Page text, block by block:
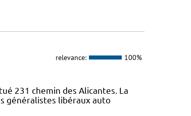
relevance: 100%
231 chemin des Alicantes. La
généralistes libéraux auto